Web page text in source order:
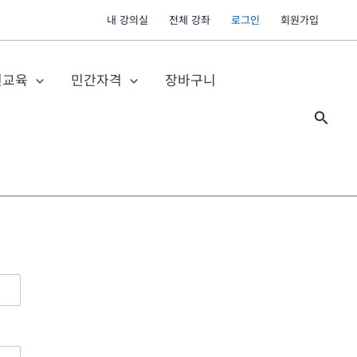
내 강의실 전체 강좌 로그인 회원가입
육 민간자격 장바구니
검